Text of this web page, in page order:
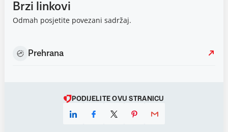
Brzi linkovi
Odmah posjetite povezani sadržaj.
Prehrana
PODIJELITE OVU STRANICU